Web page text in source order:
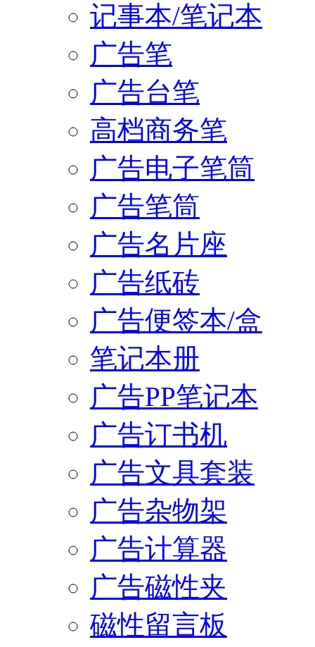
记事本/笔记本
广告笔
广告台笔
高档商务笔
广告电子笔筒
广告笔筒
广告名片座
广告纸砖
广告便签本/盒
笔记本册
广告PP笔记本
广告订书机
广告文具套装
广告杂物架
广告计算器
广告磁性夹
磁性留言板